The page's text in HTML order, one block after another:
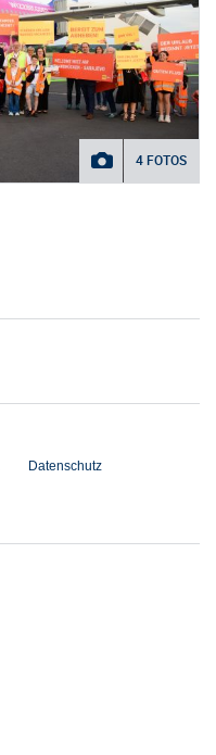
4 FOTOS
Datenschutz